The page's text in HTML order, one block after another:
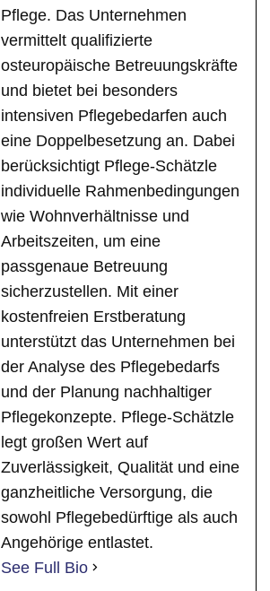
Pflege. Das Unternehmen
vermittelt qualifizierte
osteuropäische Betreuungskräfte
und bietet bei besonders
intensiven Pflegebedarfen auch
eine Doppelbesetzung an. Dabei
berücksichtigt Pflege-Schätzle
individuelle Rahmenbedingungen
wie Wohnverhältnisse und
Arbeitszeiten, um eine
passgenaue Betreuung
sicherzustellen. Mit einer
kostenfreien Erstberatung
unterstützt das Unternehmen bei
der Analyse des Pflegebedarfs
und der Planung nachhaltiger
Pflegekonzepte. Pflege-Schätzle
legt großen Wert auf
Zuverlässigkeit, Qualität und eine
ganzheitliche Versorgung, die
sowohl Pflegebedürftige als auch
Angehörige entlastet.
See Full Bio